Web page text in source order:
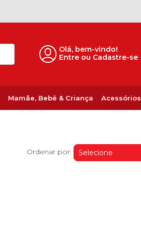
Olá, bem-vindo!
Entre ou Cadastre-se
Mamãe, Bebê & Criança Acessórios
Ordenar por: